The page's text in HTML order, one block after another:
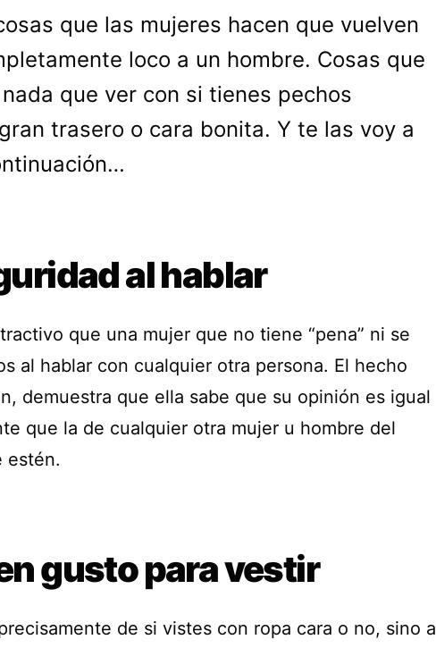
que las mujeres hacen que vuelven
loco a un hombre. Cosas que
que ver con si tienes pechos
trasero o cara bonita. Y te las voy a
al hablar
que una mujer que no tiene “pena” ni se
al hablar con cualquier otra persona. El hecho
demuestra que ella sabe que su opinión es igual
que la de cualquier otra mujer u hombre del
estén.
gusto para vestir
de si vistes con ropa cara o no, sino a